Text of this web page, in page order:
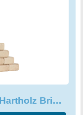
den ESTEXO
leisten.
Briketts wird das
haben.
ESTEXO Holzbriketts RUF Hartholz Briketts